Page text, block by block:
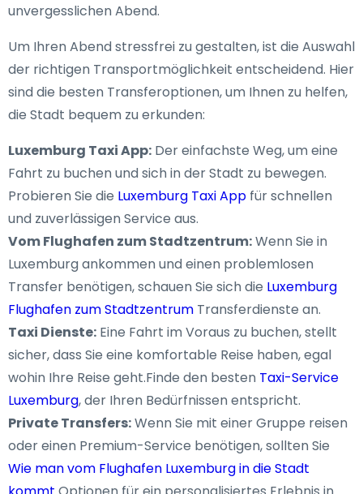
unvergesslichen Abend.
Um Ihren Abend stressfrei zu gestalten, ist die Auswahl
der richtigen Transportmöglichkeit entscheidend. Hier
sind die besten Transferoptionen, um Ihnen zu helfen,
die Stadt bequem zu erkunden:
Luxemburg Taxi App: Der einfachste Weg, um eine
Fahrt zu buchen und sich in der Stadt zu bewegen.
Probieren Sie die Luxemburg Taxi App für schnellen
und zuverlässigen Service aus.
Vom Flughafen zum Stadtzentrum:Wenn Sie in
Luxemburg ankommen und einen problemlosen
Transfer benötigen, schauen Sie sich die Luxemburg
Flughafen zum Stadtzentrum Transferdienste an.
Taxi Dienste: Eine Fahrt im Voraus zu buchen, stellt
sicher, dass Sie eine komfortable Reise haben, egal
wohin Ihre Reise geht.Finde den besten Taxi-Service
Luxemburg, der Ihren Bedürfnissen entspricht.
Private Transfers:Wenn Sie mit einer Gruppe reisen
oder einen Premium-Service benötigen, sollten Sie
Wie man vom Flughafen Luxemburg in die Stadt